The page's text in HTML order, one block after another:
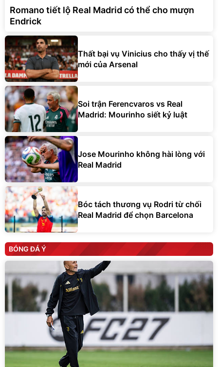
Romano tiết lộ Real Madrid có thể cho mượn
Endrick
Thất bại vụ Vinicius cho thấy vị thế
mới của Arsenal
Soi trận Ferencvaros vs Real
Madrid: Mourinho siết kỷ luật
Jose Mourinho không hài lòng với
Real Madrid
Bóc tách thương vụ Rodri từ chối
Real Madrid để chọn Barcelona
BÓNG ĐÁ Ý